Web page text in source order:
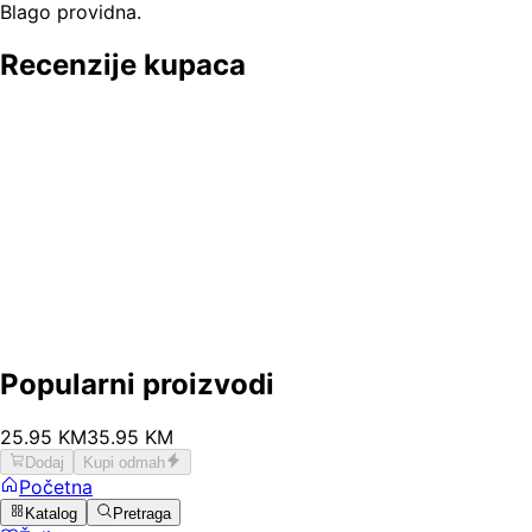
Blago providna.
Recenzije kupaca
Popularni proizvodi
25.95 KM35.95 KM
Dodaj Kupi odmah
Početna
Katalog Pretraga